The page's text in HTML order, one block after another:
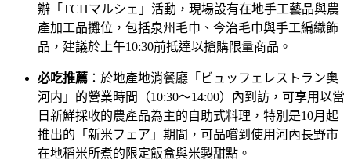
辦「TCHマルシェ」活動，現場設有在地手工藝品與農
產加工品攤位，包括泉州毛巾、今治毛巾與手工編織飾
品，建議於上午10:30前抵達以搶購限量商品。
必吃推薦 ：於地產地消餐廳「ビュッフェレストラン奥
河内」的營業時間（10:30～14:00）內到訪，可享用以當
日新鮮採收的農產品為主的自助式料理，特別是10月起
推出的「新米フェア」期間，可品嚐到使用河內長野市
在地稻米所煮的限定飯盒與米製甜點。